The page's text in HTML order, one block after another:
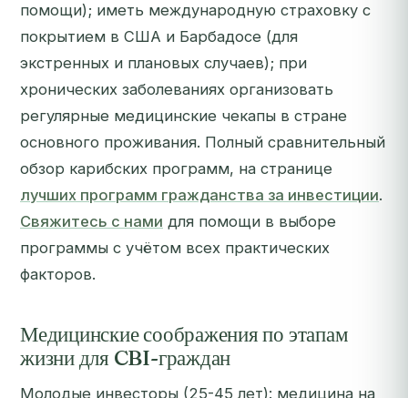
помощи); иметь международную страховку с
покрытием в США и Барбадосе (для
экстренных и плановых случаев); при
хронических заболеваниях организовать
регулярные медицинские чекапы в стране
основного проживания. Полный сравнительный
обзор карибских программ, на странице
лучших программ гражданства за инвестиции.
Свяжитесь с нами для помощи в выборе
программы с учётом всех практических
факторов.
Медицинские соображения по этапам
жизни для CBI-граждан
Молодые инвесторы (25-45 лет): медицина на